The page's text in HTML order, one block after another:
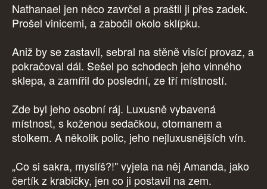
Nathanael jen něco zavrčel a praštil ji přes zadek.
Prošel vinicemi, a zabočil okolo sklípku.
Aniž by se zastavil, sebral na stěně visící provaz, a
pokračoval dál. Sešel po schodech jeho vinného
sklepa, a zamířil do poslední, ze tří místností.
Zde byl jeho osobní ráj. Luxusně vybavená
místnost, s koženou sedačkou, otomanem a
stolkem. A několik polic, jeho nejluxusnějších vín.
„Co si sakra, myslíš?!" vyjela na něj Amanda, jako
čertík z krabičky, jen co ji postavil na zem.